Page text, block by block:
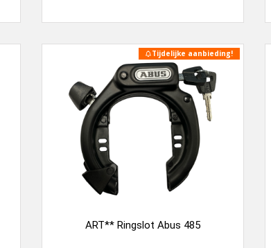
Tijdelijke aanbieding!
ART** Ringslot Abus 485